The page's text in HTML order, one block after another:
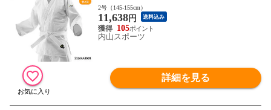
【 22JAAA3501 柔道着 帯別売りこども キ
ッズ ジュニア 小学生 0～3B号 】【翌日配
達対象】[自社]
2号（145-155cm）
11,638円 送料込み
105
内山スポーツ
詳細を見る